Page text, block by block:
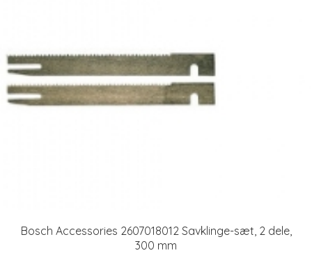
Bosch Accessories 2607018012 Savklinge-sæt, 2 dele,
300 mm